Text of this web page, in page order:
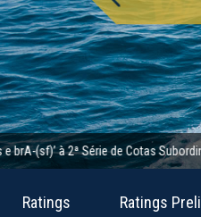
à 2ª Série de Cotas Subordinadas
Ratings Ratings